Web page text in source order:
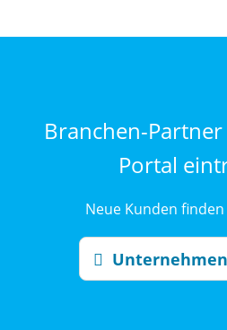
Branchen-
Portal
Neue Kunden